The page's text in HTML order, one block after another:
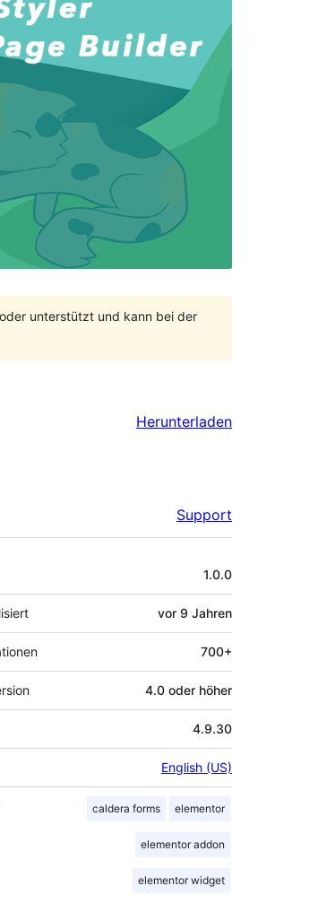
unterstützt und kann bei der
Herunterladen
Support
1.0.0
vor 9 Jahren
700+
4.0 oder höher
4.9.30
English (US)
caldera forms elementor
elementor addon
elementor widget